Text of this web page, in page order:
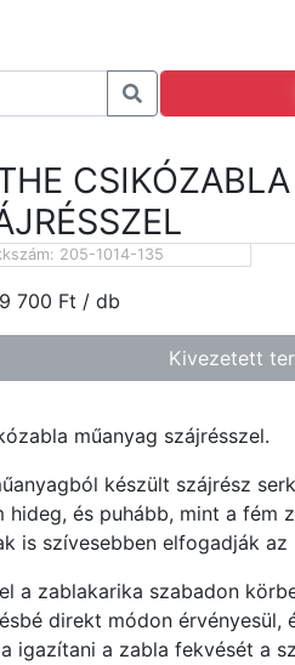
205-1014-135
700 Ft / db
Kivezetett
műanyag szájrésszel.
készült szájrész
hideg, és puhább, mint a fém
is szívesebben elfogadják az
a zablakarika szabadon
direkt módon érvényesül,
igazítani a zabla fekvését a